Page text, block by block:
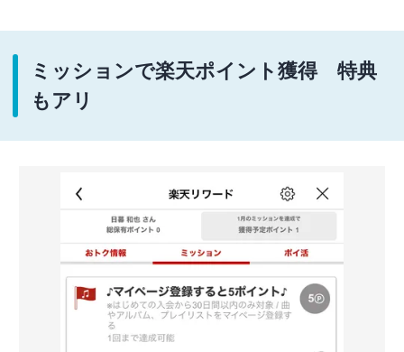
ミッションで楽天ポイント獲得 特典
もアリ